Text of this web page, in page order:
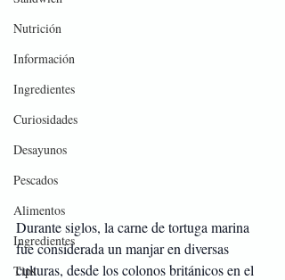
Nutrición
Información
Ingredientes
Curiosidades
Desayunos
Pescados
Alimentos
Ingredientes
Tips
Durante siglos, la carne de tortuga marina
fue considerada un manjar en diversas
culturas, desde los colonos británicos en el